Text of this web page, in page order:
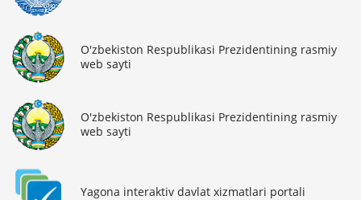
O'zbekiston Respublikasi Prezidentining rasmiy
web sayti
O'zbekiston Respublikasi Prezidentining rasmiy
web sayti
Yagona interaktiv davlat xizmatlari portali